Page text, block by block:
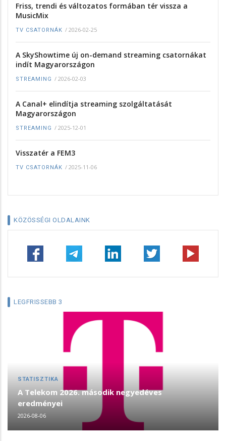
Friss, trendi és változatos formában tér vissza a
MusicMix
TV CSATORNÁK / 2026-02-25
A SkyShowtime új on-demand streaming csatornákat
indít Magyarországon
STREAMING / 2026-02-03
A Canal+ elindítja streaming szolgáltatását
Magyarországon
STREAMING / 2025-12-01
Visszatér a FEM3
TV CSATORNÁK / 2025-11-06
KÖZÖSSÉGI OLDALAINK
LEGFRISSEBB 3
STATISZTIKA
A Telekom 2026. második negyedéves
eredményei
2026-08-06